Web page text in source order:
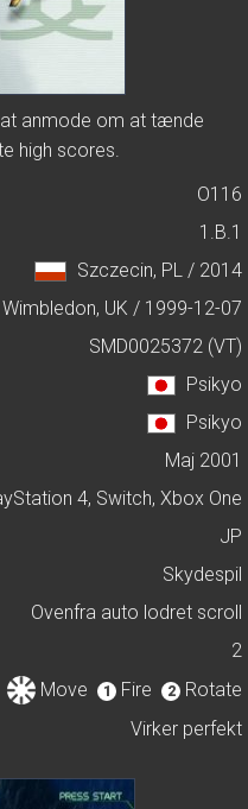
at anmode om at tænde
high scores.
O116
1.B.1
Szczecin, PL / 2014
Wimbledon, UK / 1999-12-07
SMD0025372 (VT)
Psikyo
Psikyo
Maj 2001
4, Switch, Xbox One
JP
Skydespil
Ovenfra auto lodret scroll
2
Move 1 Fire 2
Rotate
Virker perfekt